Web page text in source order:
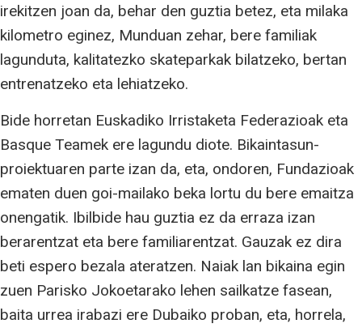
irekitzen joan da, behar den guztia betez, eta milaka
kilometro eginez, Munduan zehar, bere familiak
lagunduta, kalitatezko skateparkak bilatzeko, bertan
entrenatzeko eta lehiatzeko.
Bide horretan Euskadiko Irristaketa Federazioak eta
Basque Teamek ere lagundu diote. Bikaintasun-
proiektuaren parte izan da, eta, ondoren, Fundazioak
ematen duen goi-mailako beka lortu du bere emaitza
onengatik. Ibilbide hau guztia ez da erraza izan
berarentzat eta bere familiarentzat. Gauzak ez dira
beti espero bezala ateratzen. Naiak lan bikaina egin
zuen Parisko Jokoetarako lehen sailkatze fasean,
baita urrea irabazi ere Dubaiko proban, eta, horrela,